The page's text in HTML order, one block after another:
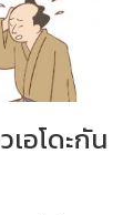
อโดะกัน